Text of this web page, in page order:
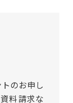
のお申し
料請求な